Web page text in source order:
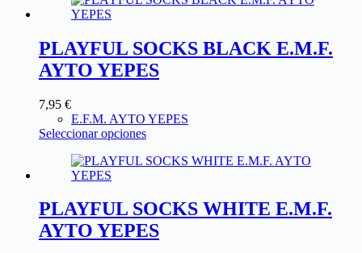
PLAYFUL SOCKS BLACK E.M.F.
AYTO YEPES
7,95 €
E.F.M. AYTO YEPES
Seleccionar opciones
PLAYFUL SOCKS WHITE E.M.F.
AYTO YEPES